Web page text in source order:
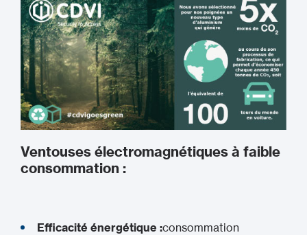
Ventouses électromagnétiques à faible
consommation :
Efficacité énergétique :consommation